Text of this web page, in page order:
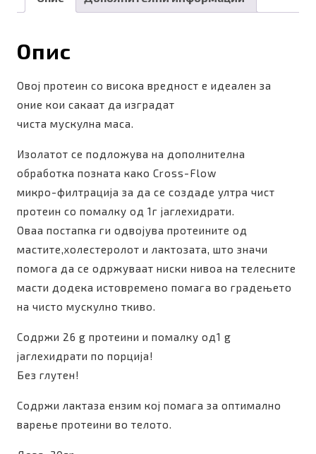
Опис
Овој протеин со висока вредност е идеален за
оние кои сакаат да изградат
чиста мускулна маса.
Изолатот се подложува на дополнителна
обработка позната како Cross-Flow
микро-филтрација за да се создаде ултра чист
протеин со помалку од 1г јаглехидрати.
Оваа постапка ги одвојува протеините од
мастите,холестеролот и лактозата, што значи
помога да се одржуваат ниски нивоа на телесните
масти додека истовремено помага во градењето
на чисто мускулно ткиво.
Содржи 26 g протеини и помалку од1 g
јаглехидрати по порција!
Без глутен!
Содржи лактаза ензим кој помага за оптимално
варење протеини во телото.